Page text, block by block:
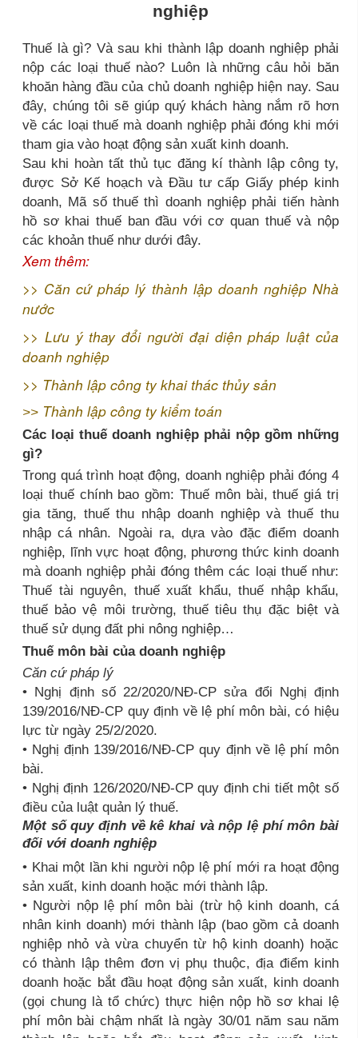
nghiệp
Thuế là gì? Và sau khi thành lập doanh nghiệp phải
nộp các loại thuế nào? Luôn là những câu hỏi băn
khoăn hàng đầu của chủ doanh nghiệp hiện nay. Sau
đây, chúng tôi sẽ giúp quý khách hàng nắm rõ hơn
về các loại thuế mà doanh nghiệp phải đóng khi mới
tham gia vào hoạt động sản xuất kinh doanh.
Sau khi hoàn tất thủ tục đăng kí thành lập công ty,
được Sở Kế hoạch và Đầu tư cấp Giấy phép kinh
doanh, Mã số thuế thì doanh nghiệp phải tiến hành
hồ sơ khai thuế ban đầu với cơ quan thuế và nộp
các khoản thuế như dưới đây.
Xem thêm:
>> Căn cứ pháp lý thành lập doanh nghiệp Nhà
nước
>> Lưu ý thay đổi người đại diện pháp luật của
doanh nghiệp
>> Thành lập công ty khai thác thủy sản
>> Thành lập công ty kiểm toán
Các loại thuế doanh nghiệp phải nộp gồm những
gì?
Trong quá trình hoạt động, doanh nghiệp phải đóng 4
loại thuế chính bao gồm: Thuế môn bài, thuế giá trị
gia tăng, thuế thu nhập doanh nghiệp và thuế thu
nhập cá nhân. Ngoài ra, dựa vào đặc điểm doanh
nghiệp, lĩnh vực hoạt động, phương thức kinh doanh
mà doanh nghiệp phải đóng thêm các loại thuế như:
Thuế tài nguyên, thuế xuất khẩu, thuế nhập khẩu,
thuế bảo vệ môi trường, thuế tiêu thụ đặc biệt và
thuế sử dụng đất phi nông nghiệp…
Thuế môn bài của doanh nghiệp
Căn cứ pháp lý
• Nghị định số 22/2020/NĐ-CP sửa đổi Nghị định
139/2016/NĐ-CP quy định về lệ phí môn bài, có hiệu
lực từ ngày 25/2/2020.
• Nghị định 139/2016/NĐ-CP quy định về lệ phí môn
bài.
• Nghị định 126/2020/NĐ-CP quy định chi tiết một số
điều của luật quản lý thuế.
Một số quy định về kê khai và nộp lệ phí môn bài
đối với doanh nghiệp
• Khai một lần khi người nộp lệ phí mới ra hoạt động
sản xuất, kinh doanh hoặc mới thành lập.
• Người nộp lệ phí môn bài (trừ hộ kinh doanh, cá
nhân kinh doanh) mới thành lập (bao gồm cả doanh
nghiệp nhỏ và vừa chuyển từ hộ kinh doanh) hoặc
có thành lập thêm đơn vị phụ thuộc, địa điểm kinh
doanh hoặc bắt đầu hoạt động sản xuất, kinh doanh
(gọi chung là tổ chức) thực hiện nộp hồ sơ khai lệ
phí môn bài chậm nhất là ngày 30/01 năm sau năm